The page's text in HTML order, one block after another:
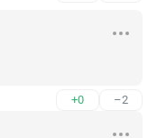
+0 –2